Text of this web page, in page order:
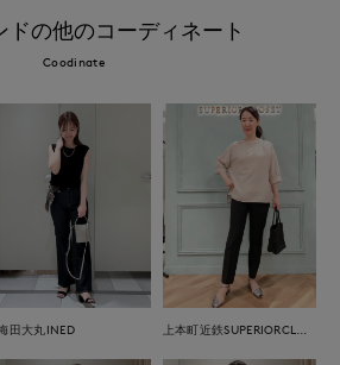
ドの他のコーディネート
Coodinate
田大丸INED